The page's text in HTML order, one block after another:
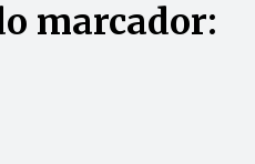
marcador: